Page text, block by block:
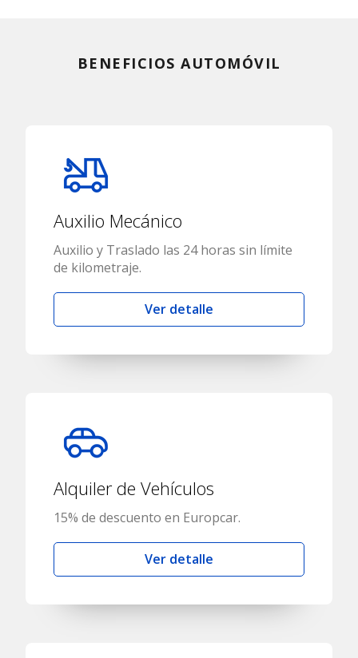
BENEFICIOS AUTOMÓVIL
Auxilio Mecánico
Auxilio y Traslado las 24 horas sin límite
de kilometraje.
Ver detalle
Alquiler de Vehículos
15% de descuento en Europcar.
Ver detalle